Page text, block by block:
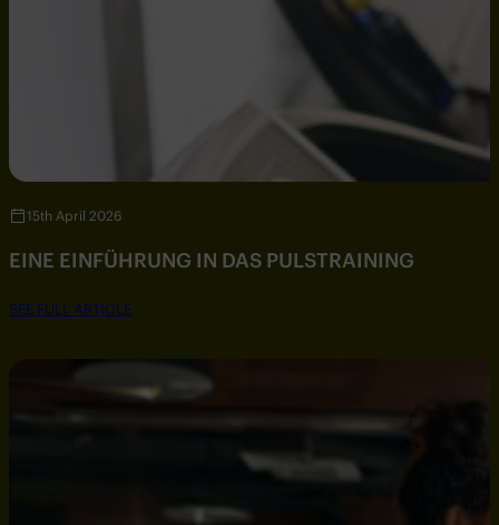
15th April 2026
EINE EINFÜHRUNG IN DAS PULSTRAINING
SEE FULL ARTICLE